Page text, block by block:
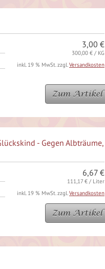
3,00 €
300,00 € / KG
inkl. 19 % MwSt. zzgl.Versandkosten
Zum Artikel
- Gegen Albträume,
6,67 €
111,17 € / Liter
inkl. 19 % MwSt. zzgl.Versandkosten
Zum Artikel